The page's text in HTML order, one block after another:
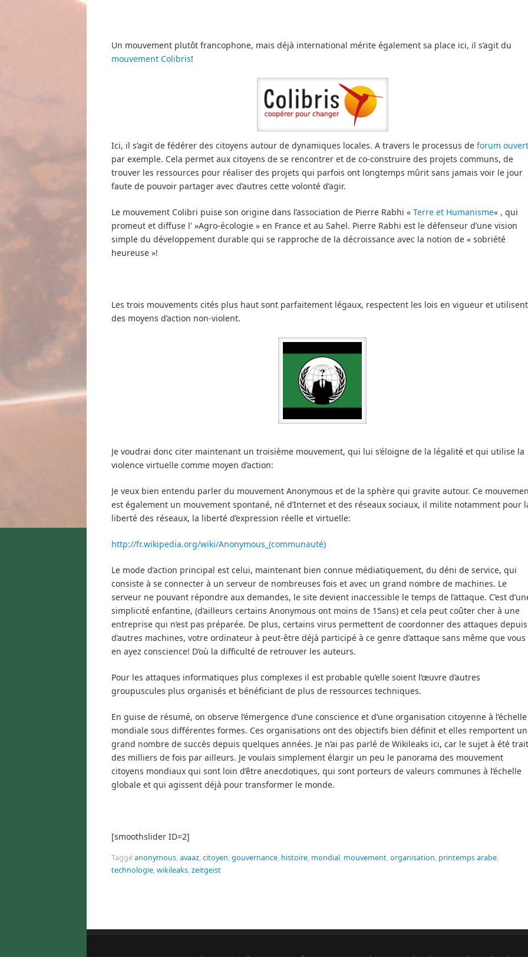
Un mouvement plutôt francophone, mais déjà international mérite également sa place ici, il s’agit du
mouvement Colibris!
Ici, il s’agit de fédérer des citoyens autour de dynamiques locales. A travers le processus de forum ouvert
par exemple. Cela permet aux citoyens de se rencontrer et de co-construire des projets communs, de
trouver les ressources pour réaliser des projets qui parfois ont longtemps mûrit sans jamais voir le jour
faute de pouvoir partager avec d’autres cette volonté d’agir.
Le mouvement Colibri puise son origine dans l’association de Pierre Rabhi « Terre et Humanisme« , qui
promeut et diffuse l' »Agro-écologie » en France et au Sahel. Pierre Rabhi est le défenseur d’une vision
simple du développement durable qui se rapproche de la décroissance avec la notion de « sobriété
heureuse »!
Les trois mouvements cités plus haut sont parfaitement légaux, respectent les lois en vigueur et utilisent
des moyens d’action non-violent.
Je voudrai donc citer maintenant un troisième mouvement, qui lui s’éloigne de la légalité et qui utilise la
violence virtuelle comme moyen d’action:
Je veux bien entendu parler du mouvement Anonymous et de la sphère qui gravite autour. Ce
est également un mouvement spontané, né d’Internet et des réseaux sociaux, il milite notamment pour
liberté des réseaux, la liberté d’expression réelle et virtuelle:
http://fr.wikipedia.org/wiki/Anonymous_(communauté)
Le mode d’action principal est celui, maintenant bien connue médiatiquement, du déni de service, qui
consiste à se connecter à un serveur de nombreuses fois et avec un grand nombre de machines. Le
serveur ne pouvant répondre aux demandes, le site devient inaccessible le temps de l’attaque. C’est
simplicité enfantine, (d’ailleurs certains Anonymous ont moins de 15ans) et cela peut coûter cher à une
entreprise qui n’est pas préparée. De plus, certains virus permettent de coordonner des attaques depuis
d’autres machines, votre ordinateur à peut-être déjà participé à ce genre d’attaque sans même que vous
en ayez conscience! D’où la difficulté de retrouver les auteurs.
Pour les attaques informatiques plus complexes il est probable qu’elle soient l’œuvre d’autres
groupuscules plus organisés et bénéficiant de plus de ressources techniques.
En guise de résumé, on observe l’émergence d’une conscience et d’une organisation citoyenne à l’échelle
mondiale sous différentes formes. Ces organisations ont des objectifs bien définit et elles remportent un
grand nombre de succès depuis quelques années. Je n’ai pas parlé de Wikileaks ici, car le sujet à été
des milliers de fois par ailleurs. Je voulais simplement élargir un peu le panorama des mouvement
citoyens mondiaux qui sont loin d’être anecdotiques, qui sont porteurs de valeurs communes à l’échelle
globale et qui agissent déjà pour transformer le monde.
[smoothslider ID=2]
Taggéanonymous,avaaz,citoyen,gouvernance, histoire, mondial, mouvement,organisation, printemps arabe,
technologie,wikileaks,zeitgeist